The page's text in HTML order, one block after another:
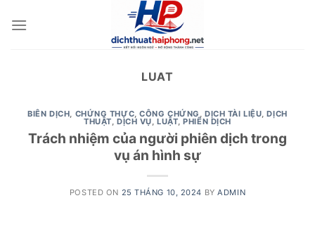
LUAT
BIÊN DỊCH, CHỨNG THỰC,CÔNG CHỨNG , DỊCH TÀI LIỆU,DỊCH
THUẬT, DỊCH VỤ, LUẬT,PHIÊN DỊCH
Trách nhiệm của người phiên dịch trong
vụ án hình sự
POSTED ON 25 THÁNG 10, 2024 BYADMIN